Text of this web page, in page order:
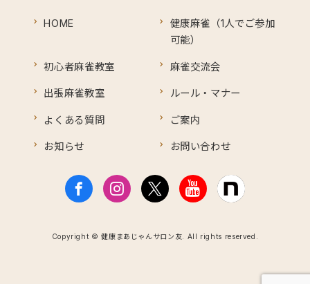
HOME
健康麻雀（1人でご参加
可能）
初心者麻雀教室 麻雀交流会
出張麻雀教室 ルール・マナー
よくある質問 ご案内
お知らせ お問い合わせ
Copyright © 健康まあじゃんサロン友. All rights reserved.